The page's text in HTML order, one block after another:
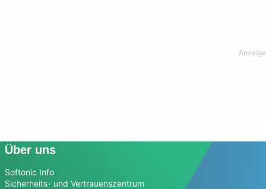
Über uns
Softonic Info
Sicherheits- und Vertrauenszentrum